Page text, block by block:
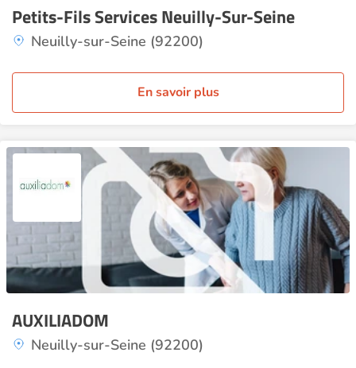
Petits-Fils Services Neuilly-Sur-Seine
Neuilly-sur-Seine (92200)
En savoir plus
AUXILIADOM
Neuilly-sur-Seine (92200)